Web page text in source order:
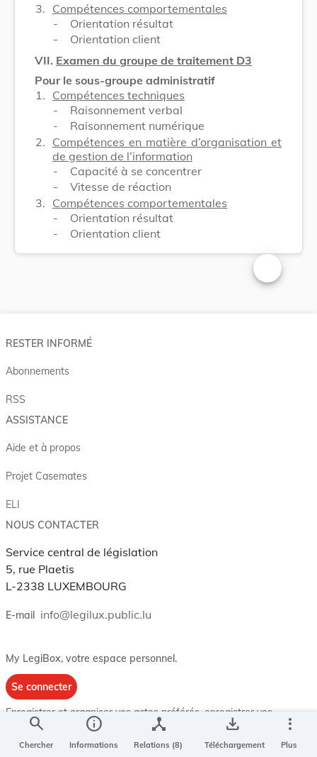
3. Compétences comportementales
-
Orientation résultat
-
Orientation client
VII. Examen du groupe de traitement D3
Pour le sous-groupe administratif
1. Compétences techniques
-
Raisonnement verbal
-
Raisonnement numérique
2. Compétences en matière d’organisation et
de gestion de l’information
-
Capacité à se concentrer
-
Vitesse de réaction
3. Compétences comportementales
-
Orientation résultat
-
Orientation client
Changer la
search
Chercher
info
Informations
device_hub
Relations (8)
save_alt
Téléchargement
more_vert
Plus
RESTER INFORMÉ
Abonnements
RSS
ASSISTANCE
Aide et à propos
Projet Casemates
ELI
NOUS CONTACTER
Service central de législation
5, rue Plaetis
L-2338 LUXEMBOURG
E-mail info@legilux.public.lu
My LegiBox, votre espace personnel.
Se connecter
Enregistrer et organiser vos actes préférés, enregistrer vos
recherches, soyez alerté en cas de modification sur un document
qui vous intéresse.